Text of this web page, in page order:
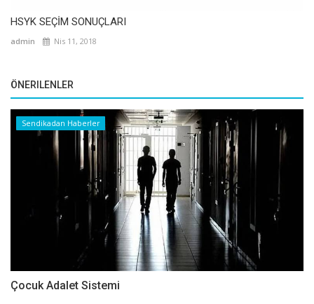
HSYK SEÇİM SONUÇLARI
admin Nis 11, 2018
ÖNERILENLER
Sendikadan Haberler
Çocuk Adalet Sistemi